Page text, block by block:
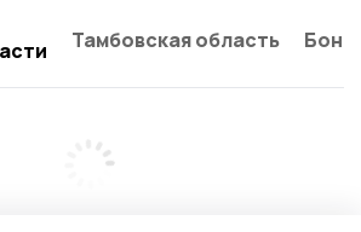
Тамбовская область